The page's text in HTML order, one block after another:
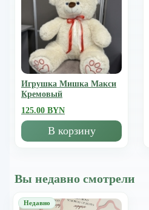
Игрушка Мишка Mакси
Кремовый
125.00 BYN
В корзину
Вы недавно смотрели